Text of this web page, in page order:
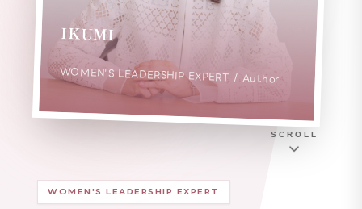
WOMEN'S LEADERSHIP EXPERT
IKUMI
WOMEN'S LEADERSHIP EXPERT / Author
SCROLL